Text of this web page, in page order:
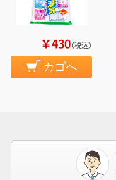
￥430（税込）
カゴへ